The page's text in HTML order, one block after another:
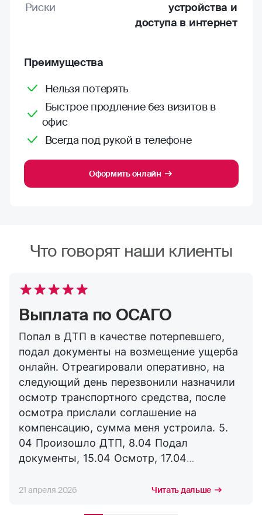
Риски
устройства и
доступа в интернет
Преимущества
Нельзя потерять
Быстрое продление без визитов в
офис
Всегда под рукой в телефоне
Оформить онлайн
Что говорят наши клиенты
Выплата по ОСАГО
Попал в ДТП в качестве потерпевшего,
подал документы на возмещение ущерба
онлайн. Отреагировали оперативно, на
следующий день перезвонили назначили
осмотр транспортного средства, после
осмотра прислали соглашение на
компенсацию, сумма меня устроила. 5.
04 Произошло ДТП, 8.04 Подал
документы, 15.04 Осмотр, 17.04
сотрудничать с компанией дальше,
21 апреля 2026 Читать дальше